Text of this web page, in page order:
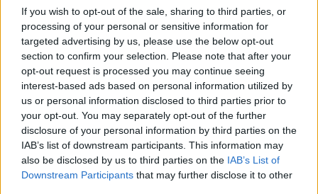
If you wish to opt-out of the sale, sharing to third parties, or
processing of your personal or sensitive information for
targeted advertising by us, please use the below opt-out
section to confirm your selection. Please note that after your
opt-out request is processed you may continue seeing
interest-based ads based on personal information utilized by
us or personal information disclosed to third parties prior to
your opt-out. You may separately opt-out of the further
disclosure of your personal information by third parties on the
IAB’s list of downstream participants. This information may
also be disclosed by us to third parties on the IAB’s List of
Downstream Participants that may further disclose it to other
Fotograf
Mikael Galver
Dethleffs Nomadserie är en av företagets mest
populära, speciellt på den starka
hemmamarknaden i Tyskland. I Sverige ökar